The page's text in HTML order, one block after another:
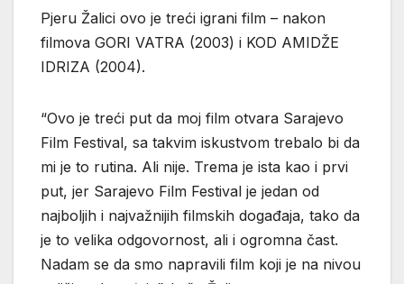
Pjeru Žalici ovo je treći igrani film – nakon
filmova GORI VATRA (2003) i KOD AMIDŽE
IDRIZA (2004).
“Ovo je treći put da moj film otvara Sarajevo
Film Festival, sa takvim iskustvom trebalo bi da
mi je to rutina. Ali nije. Trema je ista kao i prvi
put, jer Sarajevo Film Festival je jedan od
najboljih i najvažnijih filmskih događaja, tako da
je to velika odgovornost, ali i ogromna čast.
Nadam se da smo napravili film koji je na nivou